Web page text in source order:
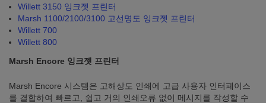
Willett 3150 잉크젯 프린터
Marsh 1100/2100/3100 고선명도 잉크젯 프린터
Willett 700
Willett 800
Marsh Encore 잉크젯 프린터
Marsh Encore 시스템은 고해상도 인쇄에 고급 사용자 인터페이스
를 결합하여 빠르고, 쉽고 거의 인쇄오류 없이 메시지를 작성할 수